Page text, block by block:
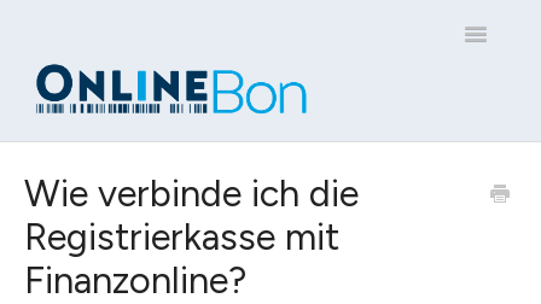
Toggle
Kontakt
Wie verbinde ich die
Registrierkasse mit
Finanzonline?